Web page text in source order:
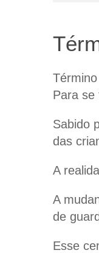
Para se
Sabido
das
A
A
de
Esse